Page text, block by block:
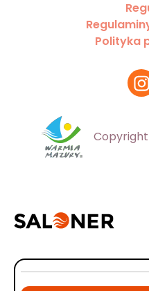
Polityka
Copyright